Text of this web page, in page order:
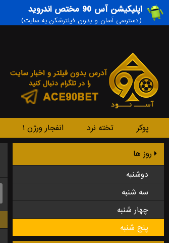
اپلیکیشن آس 90 مختص اندروید
(دسترسی آسان و بدون فیلترشکن به سایت)
پوکر تخته نرد انفجار ورژن ۱
روز ها
دوشنبه
سه شنبه
چهار شنبه
پنج شنبه